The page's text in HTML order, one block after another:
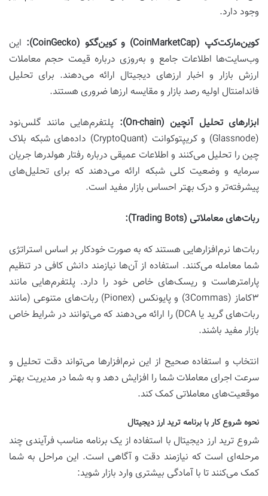
وجود دارد.
کوین‌مارکت‌کپ (CoinMarketCap) و کوین‌گکو (CoinGecko):
این
وب‌سایت‌ها اطلاعات جامع و به‌روزی درباره قیمت حجم معاملات
ارزش بازار و اخبار ارزهای دیجیتال ارائه می‌دهند. برای تحلیل
فاندامنتال اولیه رصد بازار و مقایسه ارزها ضروری هستند.
ابزارهای تحلیل آنچین (On-chain):
پلتفرم‌هایی مانند گلس‌نود
(Glassnode) و کریپتوکوانت (CryptoQuant) داده‌های شبکه بلاک
چین را تحلیل می‌کنند و اطلاعات عمیقی درباره رفتار هولدرها جریان
سرمایه و وضعیت کلی شبکه ارائه می‌دهند که برای تحلیل‌های
پیشرفته‌تر و درک بهتر احساس بازار مفید است.
ربات‌های معاملاتی (Trading Bots):
ربات‌ها نرم‌افزارهایی هستند که به صورت خودکار بر اساس استراتژی
شما معامله می‌کنند. استفاده از آن‌ها نیازمند دانش کافی در تنظیم
پارامترهاست و ریسک‌های خاص خود را دارد. پلتفرم‌هایی مانند
۳کاماز (3Commas) و پایونکس (Pionex) ربات‌های متنوعی (مانند
ربات‌های گرید یا DCA) را ارائه می‌دهند که می‌توانند در شرایط خاص
بازار مفید باشند.
انتخاب و استفاده صحیح از این نرم‌افزارها می‌تواند دقت تحلیل و
سرعت اجرای معاملات شما را افزایش دهد و به شما در مدیریت بهتر
موقعیت‌های معاملاتی کمک کند.
نحوه شروع کار با برنامه ترید ارز دیجیتال
شروع ترید ارز دیجیتال با استفاده از یک برنامه مناسب فرآیندی چند
مرحله‌ای است که نیازمند دقت و آگاهی است. این مراحل به شما
کمک می‌کنند تا با آمادگی بیشتری وارد بازار شوید: